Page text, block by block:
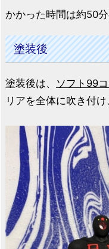
かかった時間は約50
塗装後
塗装後は、 ソフト99
リアを全体に吹き付